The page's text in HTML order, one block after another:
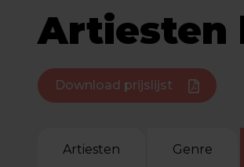
Artiesten
Download prijslijst
Artiesten Genre